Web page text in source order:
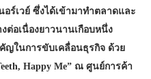
ร์เวย์ ซึ่งได้เข้ามาทำตลาดและ
ต่อเนื่องยาวนานเกือบหนึ่ง
ญในการขับเคลื่อนธุรกิจ ด้วย
Happy Me” ณ ศูนย์การค้า